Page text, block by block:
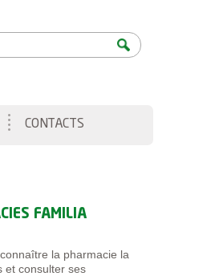
CONTACTS
FAMILIA
la pharmacie la
et consulter ses